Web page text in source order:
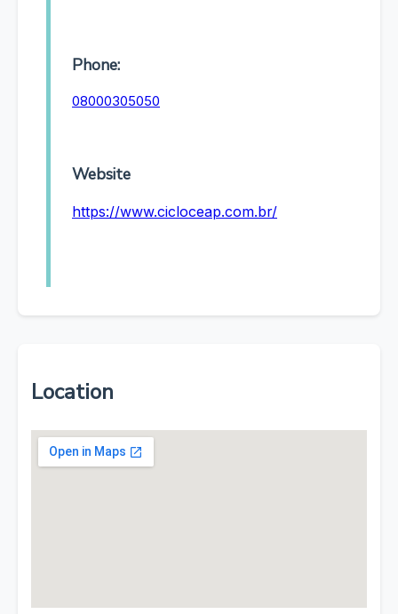
Phone:
08000305050
Website
https://www.cicloceap.com.br/
Location